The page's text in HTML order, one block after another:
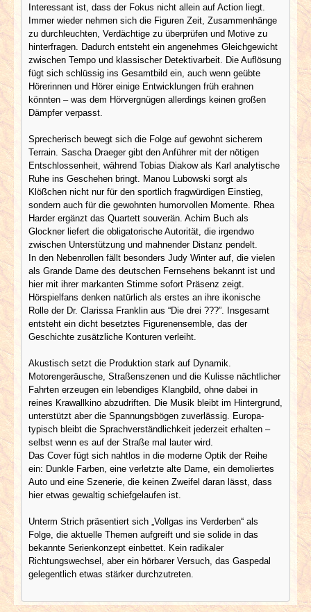
Interessant ist, dass der Fokus nicht allein auf Action liegt.
Immer wieder nehmen sich die Figuren Zeit, Zusammenhänge
zu durchleuchten, Verdächtige zu überprüfen und Motive zu
hinterfragen. Dadurch entsteht ein angenehmes Gleichgewicht
zwischen Tempo und klassischer Detektivarbeit. Die Auflösung
fügt sich schlüssig ins Gesamtbild ein, auch wenn geübte
Hörerinnen und Hörer einige Entwicklungen früh erahnen
könnten – was dem Hörvergnügen allerdings keinen großen
Dämpfer verpasst.
Sprecherisch bewegt sich die Folge auf gewohnt sicherem
Terrain. Sascha Draeger gibt den Anführer mit der nötigen
Entschlossenheit, während Tobias Diakow als Karl analytische
Ruhe ins Geschehen bringt. Manou Lubowski sorgt als
Klößchen nicht nur für den sportlich fragwürdigen Einstieg,
sondern auch für die gewohnten humorvollen Momente. Rhea
Harder ergänzt das Quartett souverän. Achim Buch als
Glockner liefert die obligatorische Autorität, die irgendwo
zwischen Unterstützung und mahnender Distanz pendelt.
In den Nebenrollen fällt besonders Judy Winter auf, die vielen
als Grande Dame des deutschen Fernsehens bekannt ist und
hier mit ihrer markanten Stimme sofort Präsenz zeigt.
Hörspielfans denken natürlich als erstes an ihre ikonische
Rolle der Dr. Clarissa Franklin aus “Die drei ???”. Insgesamt
entsteht ein dicht besetztes Figurenensemble, das der
Geschichte zusätzliche Konturen verleiht.
Akustisch setzt die Produktion stark auf Dynamik.
Motorengeräusche, Straßenszenen und die Kulisse nächtlicher
Fahrten erzeugen ein lebendiges Klangbild, ohne dabei in
reines Krawallkino abzudriften. Die Musik bleibt im Hintergrund,
unterstützt aber die Spannungsbögen zuverlässig. Europa-
typisch bleibt die Sprachverständlichkeit jederzeit erhalten –
selbst wenn es auf der Straße mal lauter wird.
Das Cover fügt sich nahtlos in die moderne Optik der Reihe
ein: Dunkle Farben, eine verletzte alte Dame, ein demoliertes
Auto und eine Szenerie, die keinen Zweifel daran lässt, dass
hier etwas gewaltig schiefgelaufen ist.
Unterm Strich präsentiert sich „Vollgas ins Verderben“ als
Folge, die aktuelle Themen aufgreift und sie solide in das
bekannte Serienkonzept einbettet. Kein radikaler
Richtungswechsel, aber ein hörbarer Versuch, das Gaspedal
gelegentlich etwas stärker durchzutreten.